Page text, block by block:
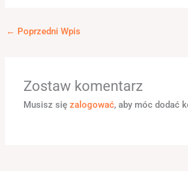
← Poprzedni Wpis
Zostaw komentarz
Musisz sięzalogować, aby móc dodać